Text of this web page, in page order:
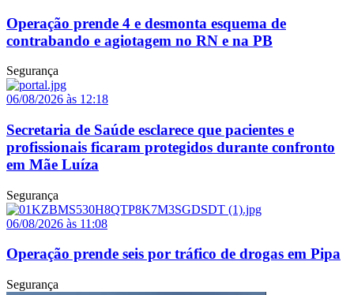
Operação prende 4 e desmonta esquema de
contrabando e agiotagem no RN e na PB
Segurança
06/08/2026 às 12:18
Secretaria de Saúde esclarece que pacientes e
profissionais ficaram protegidos durante confronto
em Mãe Luíza
Segurança
06/08/2026 às 11:08
Operação prende seis por tráfico de drogas em Pipa
Segurança